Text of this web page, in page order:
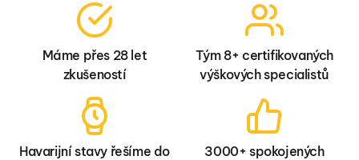
Máme přes 28 let
zkušeností
Tým 8+ certifikovaných
výškových specialistů
Havarijní stavy řešíme do
3000+ spokojených